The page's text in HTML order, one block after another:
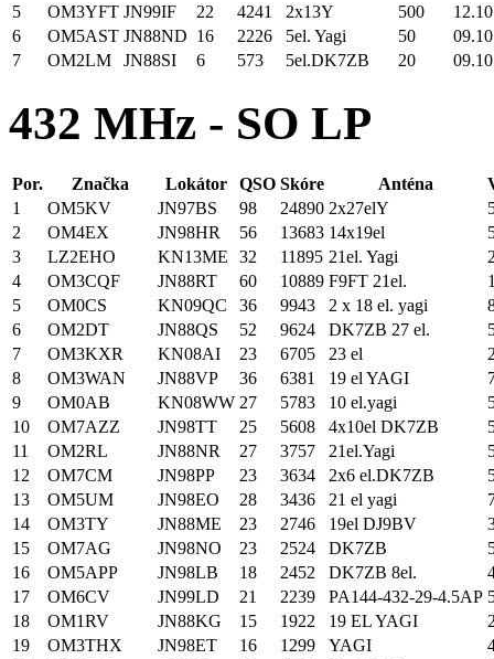
5
OM3YFT JN99IF 22 4241 2x13Y 500
6
OM5AST JN88ND 16 2226 5el. Yagi 50
7
OM2LM JN88SI 6 573 5el.DK7ZB 20
432 MHz - SO LP
Por. Značka Lokátor QSO Skóre Anténa
1
OM5KV JN97BS 98 24890 2x27elY
2
OM4EX JN98HR 56 13683 14x19el
3
LZ2EHO KN13ME 32 11895 21el. Yagi
4
OM3CQF JN88RT 60 10889 F9FT 21el.
5
OM0CS KN09QC 36 9943 2 x 18 el. yagi
6
OM2DT JN88QS 52 9624 DK7ZB 27 el.
7
OM3KXR KN08AI 23 6705 23 el
8
OM3WAN JN88VP 36 6381 19 el YAGI
9
OM0AB KN08WW 27 5783 10 el.yagi
10
OM7AZZ JN98TT 25 5608 4x10el DK7ZB
11
OM2RL JN88NR 27 3757 21el.Yagi
12
OM7CM JN98PP 23 3634 2x6 el.DK7ZB
13
OM5UM JN98EO 28 3436 21 el yagi
14
OM3TY JN88ME 23 2746 19el DJ9BV
15
OM7AG JN98NO 23 2524 DK7ZB
16
OM5APP JN98LB 18 2452 DK7ZB 8el.
17
OM6CV JN99LD 21 2239 PA144-432-29-4.5AP
18
OM1RV JN88KG 15 1922 19 EL YAGI
19
OM3THX JN98ET 16 1299 YAGI